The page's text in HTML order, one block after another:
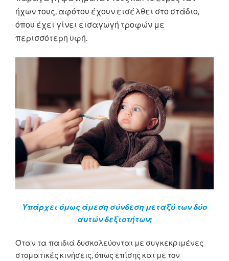
ήχων τους, αφότου έχουν εισέλθει στο στάδιο,
όπου έχει γίνει εισαγωγή τροφών με
περισσότερη υφή.
Υπάρχει όμως άμεση σύνδεση μεταξύ των δύο
αυτών δεξιοτήτων;
Όταν τα παιδιά δυσκολεύονται με συγκεκριμένες
στοματικές κινήσεις, όπως επίσης και με τον